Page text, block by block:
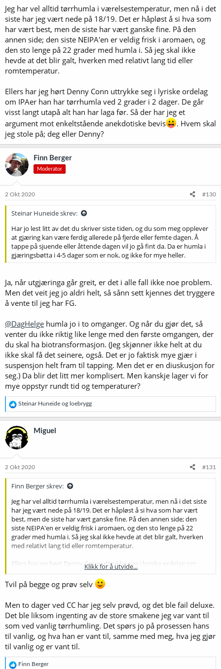
Men jeg har øket til 22C maks, iom at jeg har gjæret linjært fra 16 til
19 som regel, og dratt opp til maks 22C ved tørrhumling. Hop creep
har jeg ikke brydd meg noe om iom at jeg har fatet. Og har ikke lagt
merke til noe diacetyl etc. Skulle det vært et konkurranseøl så ville
det kanskje blitt annerledes, da det må flaskes.
Jeg har vel alltid tørrhumla i værelsestemperatur, men nå i det
siste har jeg vært nede på 18/19. Det er håpløst å si hva som
har vært best, men de siste har vært ganske fine. På den
annen side; den siste NEIPA'en er veldig frisk i aromaen, og
den sto lenge på 22 grader med humla i. Så jeg skal ikke
hevde at det blir galt, hverken med relativt lang tid eller
romtemperatur.
Ellers har jeg hørt Denny Conn uttrykke seg i lyriske ordelag
om IPAer han har tørrhumla ved 2 grader i 2 dager. De går
visst langt utapå alt han har laga før. Så der har jeg et
argument mot enkeltstående anekdotiske bevis
. Hvem skal
jeg stole på; deg eller Denny?
Finn Berger
Moderator
2 Okt 2020 #130
Steinar Huneide skrev:
Har jo lest litt av det du skriver siste tiden, og du som meg opplever
at gjæring kan være ferdig allerede på fjerde eller femte dagen. Å
tappe på sjuende eller åttende dagen vil jo gå fint da. Da er humla i
gjæringsbøtta i 4-5 dager som er nok, og ikke for mye heller.
Ja, når utgjæringa går greit, er det i alle fall ikke noe problem.
Men det veit jeg jo aldri helt, så sånn sett kjennes det tryggere
å vente til jeg har FG.
@DagHelge humla jo i to omganger. Og når du gjør det, så
venter du ikke riktig like lenge med den første omgangen, der
du skal ha biotransformasjon. (Jeg skjønner ikke helt at du
ikke skal få det seinere, også. Det er jo faktisk mye gjær i
suspensjon helt fram til tapping. Men det er en diuskusjon for
seg.) Da blir det litt mer komplisert. Men kanskje lager vi for
mye oppstyr rundt tid og temperaturer?
R
e
a
k
s
o
e
Steinar Huneide og loebrygg
Miguel
2 Okt 2020 #131
Finn Berger skrev:
Jeg har vel alltid tørrhumla i værelsestemperatur, men nå i det siste
har jeg vært nede på 18/19. Det er håpløst å si hva som har vært
best, men de siste har vært ganske fine. På den annen side; den
siste NEIPA'en er veldig frisk i aromaen, og den sto lenge på 22
grader med humla i. Så jeg skal ikke hevde at det blir galt, hverken
med relativt lang tid eller romtemperatur.
Ellers har jeg hørt Denny Conn uttrykke seg i lyriske ordelag om
IPAer han har tørrhumla ved 2 grader i 2 dager. De går visst langt
utapå alt han har laga før. Så der har jeg et argument mot
enkeltstående anekdotiske bevis
eller Denny?
Klikk for å utvide...
Tvil på begge og prøv selv
Men to dager ved CC har jeg selv prøvd, og det ble fail deluxe.
Det ble liksom ingenting av de store smakene jeg var vant til
som ved vanlig tørrhumling. Det spørs jo på prosessen hans
til vanlig, og hva han er vant til, samme med meg, hva jeg gjør
til vanlig og er vant til.
R
Finn Berger